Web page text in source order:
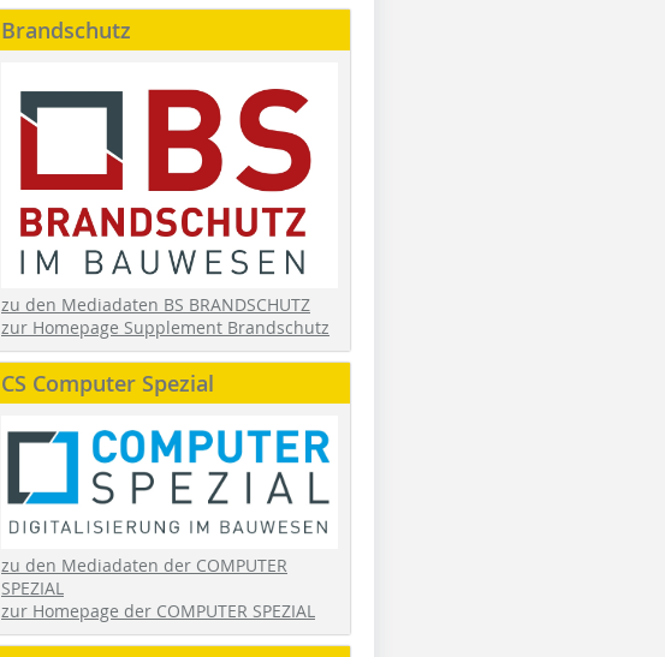
Brandschutz
zu den Mediadaten BS BRANDSCHUTZ
zur Homepage Supplement Brandschutz
CS Computer Spezial
zu den Mediadaten der COMPUTER
SPEZIAL
zur Homepage der COMPUTER SPEZIAL